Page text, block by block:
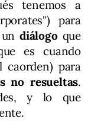
tenemos a
para
undiálogo que
es cuando
caorden) para
no resueltas.
y lo que